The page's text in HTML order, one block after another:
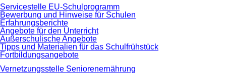
Servicestelle EU-Schulprogramm
Bewerbung und Hinweise für Schulen
Erfahrungsberichte
Angebote für den Unterricht
Außerschulische Angebote
Tipps und Materialien für das Schulfrühstück
Fortbildungsangebote
Vernetzungsstelle Seniorenernährung